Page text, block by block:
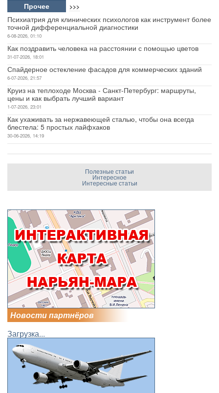
Прочее >>>
Психиатрия для клинических психологов как инструмент более
точной дифференциальной диагностики
6-08-2026, 01:10
Как поздравить человека на расстоянии с помощью цветов
31-07-2026, 18:01
Спайдерное остекление фасадов для коммерческих зданий
6-07-2026, 21:57
Круиз на теплоходе Москва - Санкт-Петербург: маршруты,
цены и как выбрать лучший вариант
1-07-2026, 23:01
Как ухаживать за нержавеющей сталью, чтобы она всегда
блестела: 5 простых лайфхаков
30-06-2026, 14:19
Полезные статьи
Интересное
Интересные статьи
Новости партнёров
Загрузка...